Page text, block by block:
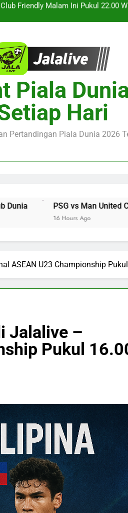
Singapura vs Indonesia Piala
Nottingham Forest Club Friendly Dini
Club Friendly Malam Ini Pukul 22.00
Singapura vs Indonesia Piala
vs Bayern Club Friendly Malam Ini
Piala
Hari
Pertandingan Piala Dunia 2026
vs Man United Club Friendly
ASEAN U23 Championship
Jalalive –
Pukul